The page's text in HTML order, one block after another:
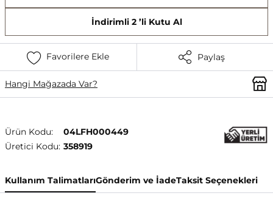
İndirimli 2 ’li Kutu Al
Favorilere Ekle Paylaş
Hangi Mağazada Var?
Ürün Kodu:
04LFH000449
Üretici Kodu: 358919
Kullanım TalimatlarıGönderim ve İadeTaksit Seçenekleri